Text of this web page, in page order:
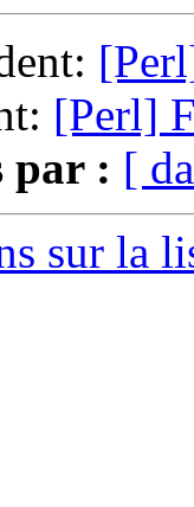
[Perl]
par : [
sur la